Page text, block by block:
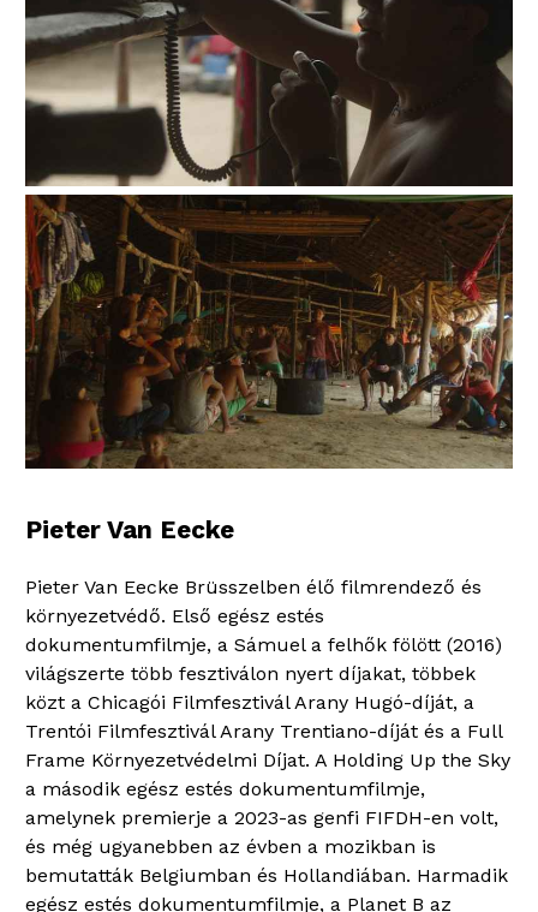
Pieter Van Eecke
Pieter Van Eecke Brüsszelben élő filmrendező és
környezetvédő. Első egész estés
dokumentumfilmje, a Sámuel a felhők fölött (2016)
világszerte több fesztiválon nyert díjakat, többek
közt a Chicagói Filmfesztivál Arany Hugó-díját, a
Trentói Filmfesztivál Arany Trentiano-díját és a Full
Frame Környezetvédelmi Díjat. A Holding Up the Sky
a második egész estés dokumentumfilmje,
amelynek premierje a 2023-as genfi FIFDH-en volt,
és még ugyanebben az évben a mozikban is
bemutatták Belgiumban és Hollandiában. Harmadik
egész estés dokumentumfilmje, a Planet B az